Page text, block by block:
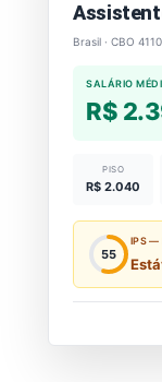
Brasil · CBO
SALÁRIO
R$
PISO
R$ 2.040
55
IPS —